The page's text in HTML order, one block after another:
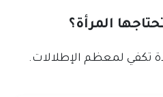
المرأة؟